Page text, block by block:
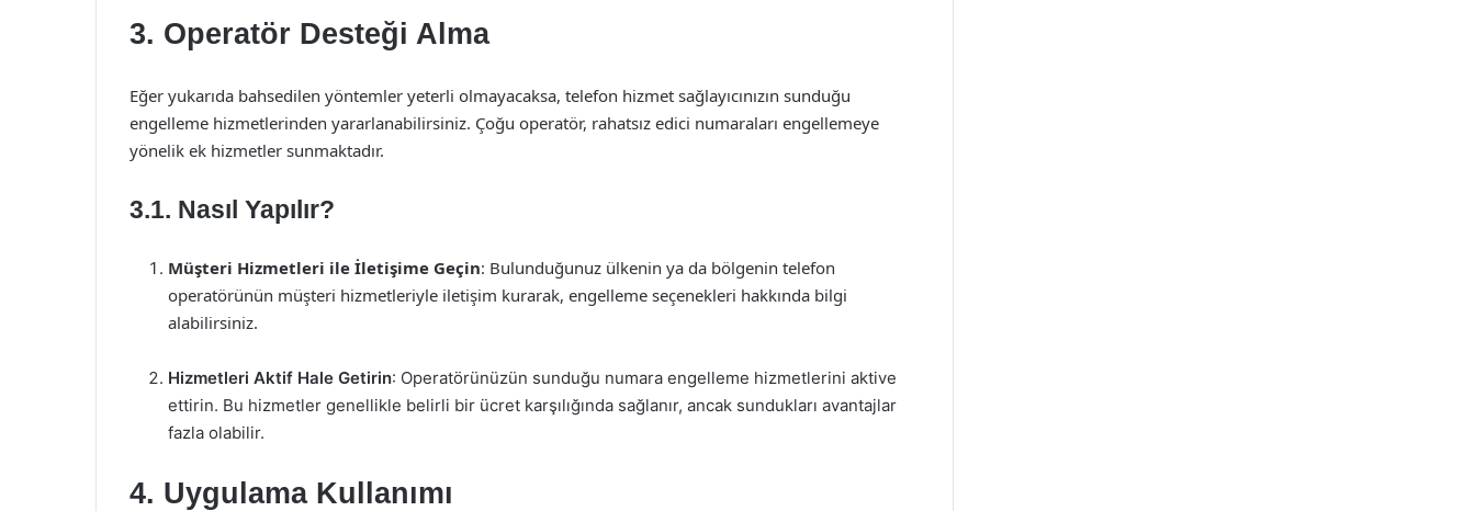
3. Operatör Desteği Alma
Eğer yukarıda bahsedilen yöntemler yeterli olmayacaksa, telefon hizmet sağlayıcınızın sunduğu
engelleme hizmetlerinden yararlanabilirsiniz. Çoğu operatör, rahatsız edici numaraları engellemeye
yönelik ek hizmetler sunmaktadır.
3.1. Nasıl Yapılır?
Müşteri Hizmetleri ile İletişime Geçin: Bulunduğunuz ülkenin ya da bölgenin telefon
operatörünün müşteri hizmetleriyle iletişim kurarak, engelleme seçenekleri hakkında bilgi
alabilirsiniz.
Hizmetleri Aktif Hale Getirin: Operatörünüzün sunduğu numara engelleme hizmetlerini aktive
ettirin. Bu hizmetler genellikle belirli bir ücret karşılığında sağlanır, ancak sundukları avantajlar
fazla olabilir.
4. Uygulama Kullanımı